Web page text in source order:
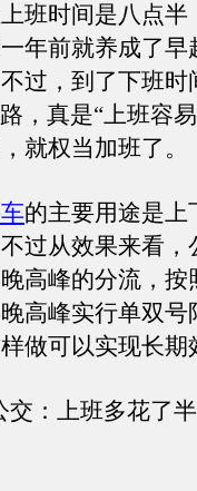
班时间是八点半
年前就养成了早
过，到了下班时
，真是“上班容
就权当加班了。
的主要用途是上
过从效果来看，
高峰的分流，按
高峰实行单双号
做可以实现长期
：上班多花了